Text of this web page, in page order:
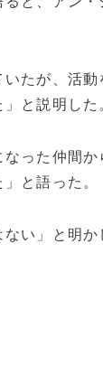
たが、活動
と説明した
った仲間
と語った。
い」と明か